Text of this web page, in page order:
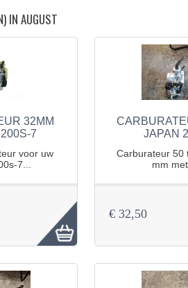
IN AUGUST
32MM
7
voor uw
7...
JAPAN
Carburateur 50
mm met
€ 32,50